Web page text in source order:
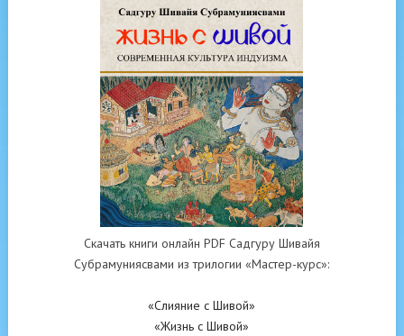
Скачать книги онлайн PDF Садгуру Шивайя
Субрамуниясвами из трилогии «Мастер-курс»:
«Слияние с Шивой»
«Жизнь с Шивой»